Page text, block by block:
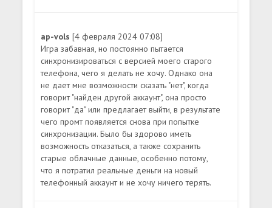
ap-vols[4 февраля 2024 07:08]
Игра забавная, но постоянно пытается
синхронизироваться с версией моего старого
телефона, чего я делать не хочу. Однако она
не дает мне возможности сказать "нет", когда
говорит "найден другой аккаунт", она просто
говорит "да" или предлагает выйти, в результате
чего промт появляется снова при попытке
синхронизации. Было бы здорово иметь
возможность отказаться, а также сохранить
старые облачные данные, особенно потому,
что я потратил реальные деньги на новый
телефонный аккаунт и не хочу ничего терять.